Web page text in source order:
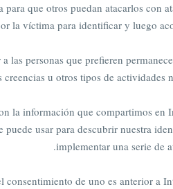
que otros puedan atacarlos con
la víctima para identificar y luego
las personas que prefieren
u otros tipos de actividades
la información que compartimos en
usar para descubrir nuestra
implementar una serie de
de uno es anterior a